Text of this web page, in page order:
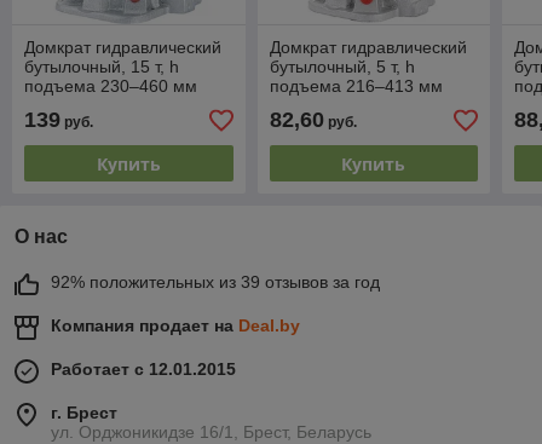
Домкрат гидравлический
бутылочный, 15 т, h
подъема 230–460 мм
139 руб.
Купить
Домкрат гидравлический
бутылочный, 5 т, h
подъема 216–413 мм
82,60руб.
Купить
О нас
92% положительных из 39 отзывов за год
Компания продает на Deal.by
Работает с 12.01.2015
г. Брест
ул. Орджоникидзе 16/1, Брест, Беларусь